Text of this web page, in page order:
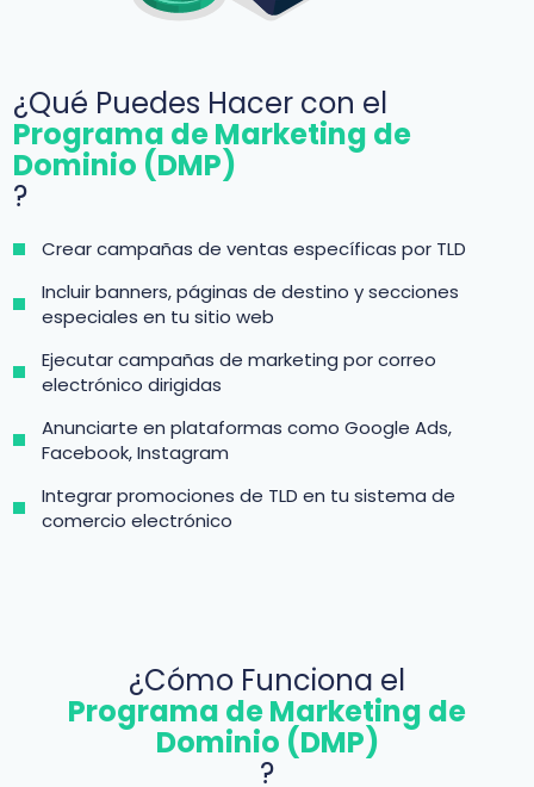
¿Qué Puedes Hacer con el
Programa de Marketing de
Dominio (DMP)
?
Crear campañas de ventas específicas por TLD
Incluir banners, páginas de destino y secciones
especiales en tu sitio web
Ejecutar campañas de marketing por correo
electrónico dirigidas
Anunciarte en plataformas como Google Ads,
Facebook, Instagram
Integrar promociones de TLD en tu sistema de
comercio electrónico
¿Cómo Funciona el
Programa de Marketing de
Dominio (DMP)
?